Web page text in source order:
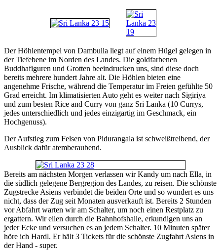
Der Höhlentempel von Dambulla liegt auf einem Hügel gelegen in
der Tiefebene im Norden des Landes. Die goldfarbenen
Buddhafiguren und Grotten beeindrucken uns, sind diese doch
bereits mehrere hundert Jahre alt. Die Höhlen bieten eine
angenehme Frische, während die Temperatur im Freien gefühlte 50
Grad erreicht. Im klimatisierten Auto geht es weiter nach Sigiriya
und zum besten Rice and Curry von ganz Sri Lanka (10 Currys,
jedes unterschiedlich und jedes einzigartig im Geschmack, ein
Hochgenuss).
Der Aufstieg zum Felsen von Pidurangala ist schweißtreibend, der
Ausblick dafür atemberaubend.
Bereits am nächsten Morgen verlassen wir Kandy um nach Ella, in
die südlich gelegene Bergregion des Landes, zu reisen. Die schönste
Zugstrecke Asiens verbindet die beiden Orte und so wundert es uns
nicht, dass der Zug seit Monaten ausverkauft ist. Bereits 2 Stunden
vor Abfahrt warten wir am Schalter, um noch einen Restplatz zu
ergattern. Wir eilen durch die Bahnhofshalle, erkundigen uns an
jeder Ecke und versuchen es an jedem Schalter. 10 Minuten später
höre ich Hardl. Er hält 3 Tickets für die schönste Zugfahrt Asiens in
der Hand - super.